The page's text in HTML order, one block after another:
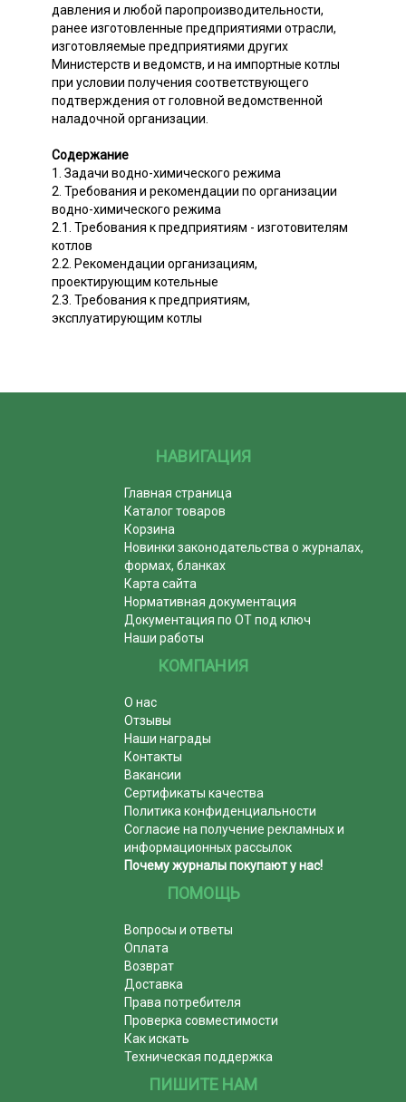
давления и любой паропроизводительности,
ранее изготовленные предприятиями отрасли,
изготовляемые предприятиями других
Министерств и ведомств, и на импортные котлы
при условии получения соответствующего
подтверждения от головной ведомственной
наладочной организации.
Содержание
1. Задачи водно-химического режима
2. Требования и рекомендации по организации
водно-химического режима
2.1. Требования к предприятиям - изготовителям
котлов
2.2. Рекомендации организациям,
проектирующим котельные
2.3. Требования к предприятиям,
эксплуатирующим котлы
НАВИГАЦИЯ
Главная страница
Каталог товаров
Корзина
Новинки законодательства о журналах,
формах, бланках
Карта сайта
Нормативная документация
Документация по ОТ под ключ
Наши работы
КОМПАНИЯ
О нас
Отзывы
Наши награды
Контакты
Вакансии
Сертификаты качества
Политика конфиденциальности
Согласие на получение рекламных и
информационных рассылок
Почему журналы покупают у нас!
ПОМОЩЬ
Вопросы и ответы
Оплата
Возврат
Доставка
Права потребителя
Проверка совместимости
Как искать
Техническая поддержка
ПИШИТЕ НАМ